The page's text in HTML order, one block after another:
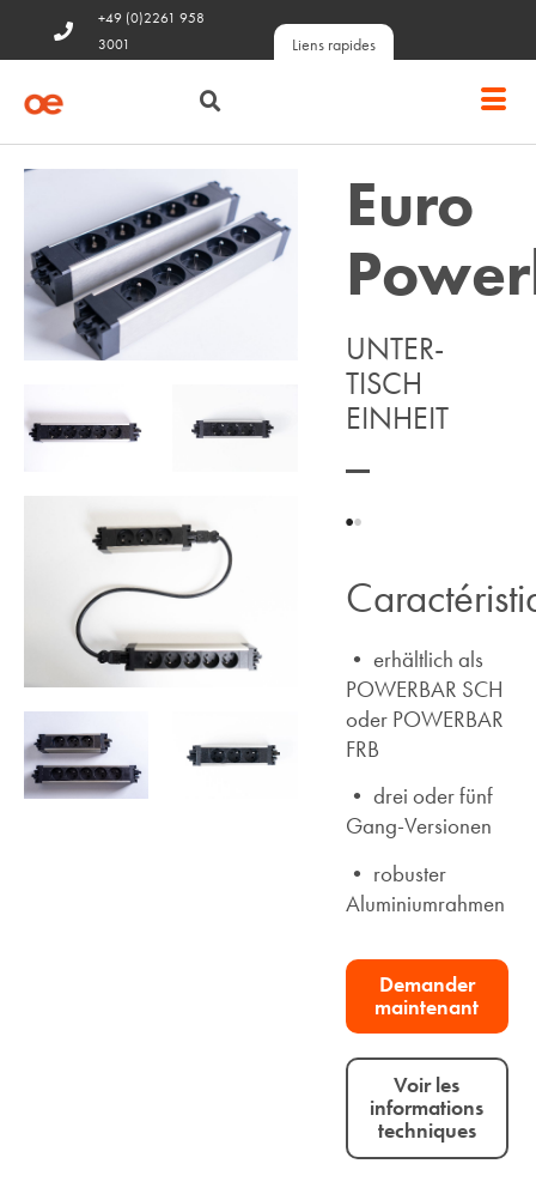
+49 (0)2261 958
3001
Liens rapides
Euro
UNTER-
TISCH
EINHEIT
• erhältlich als
POWERBAR SCH
oder POWERBAR
FRB
• drei oder fünf
Gang-Versionen
• robuster
Aluminiumrahmen
Demander
maintenant
Voir les
informations
techniques